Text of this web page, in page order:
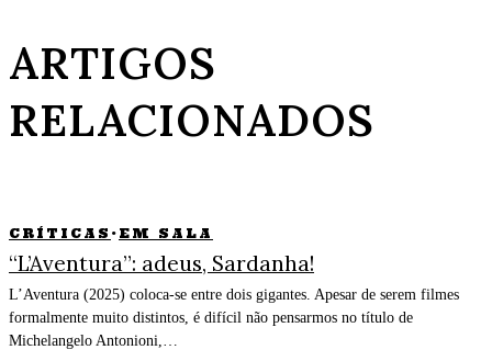
ARTIGOS
RELACIONADOS
CRÍTICAS · EM SALA
“L’Aventura”: adeus, Sardanha!
L’Aventura (2025) coloca-se entre dois gigantes. Apesar de serem filmes
formalmente muito distintos, é difícil não pensarmos no título de
Michelangelo Antonioni,…